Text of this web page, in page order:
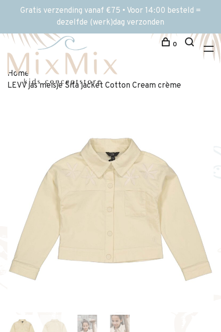
Gratis verzending vanaf €75 • Voor 14:00 besteld =
dezelfde (werk)dag verzonden
0
Home
LEVV jas meisje Sita jacket Cotton Cream crème